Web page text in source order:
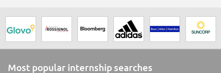
Most popular internship searches